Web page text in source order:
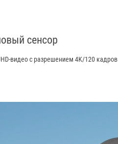
сенсор
видео с разрешением 4K/120